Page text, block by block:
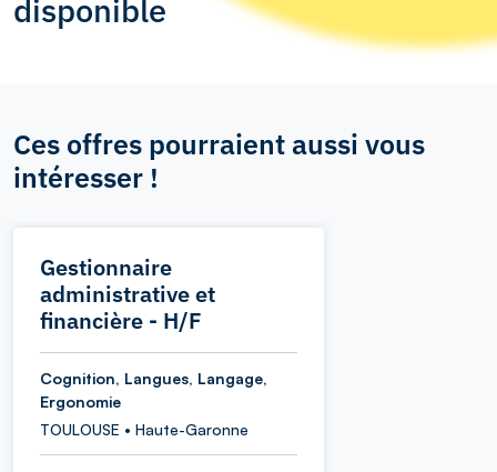
disponible
Ces offres pourraient aussi vous
intéresser !
Gestionnaire
administrative et
financière - H/F
Cognition, Langues, Langage,
Ergonomie
TOULOUSE • Haute-Garonne